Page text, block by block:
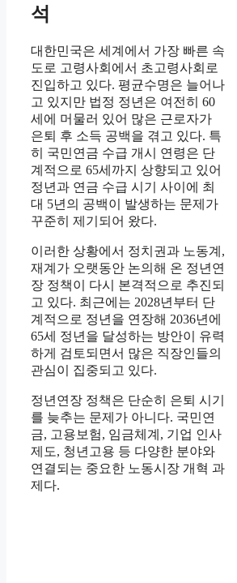
석
대한민국은 세계에서 가장 빠른 속
도로 고령사회에서 초고령사회로
진입하고 있다. 평균수명은 늘어나
고 있지만 법정 정년은 여전히 60
세에 머물러 있어 많은 근로자가
은퇴 후 소득 공백을 겪고 있다. 특
히 국민연금 수급 개시 연령은 단
계적으로 65세까지 상향되고 있어
정년과 연금 수급 시기 사이에 최
대 5년의 공백이 발생하는 문제가
꾸준히 제기되어 왔다.
이러한 상황에서 정치권과 노동계,
재계가 오랫동안 논의해 온 정년연
장 정책이 다시 본격적으로 추진되
고 있다. 최근에는 2028년부터 단
계적으로 정년을 연장해 2036년에
65세 정년을 달성하는 방안이 유력
하게 검토되면서 많은 직장인들의
관심이 집중되고 있다.
정년연장 정책은 단순히 은퇴 시기
를 늦추는 문제가 아니다. 국민연
금, 고용보험, 임금체계, 기업 인사
제도, 청년고용 등 다양한 분야와
연결되는 중요한 노동시장 개혁 과
제다.